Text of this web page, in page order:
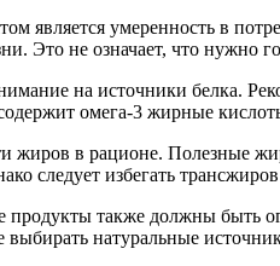
является умеренность в
Это не означает, что нужно
на источники белка.
омега-3 жирные
жиров в рационе. Полезные
следует избегать
продукты также должны быть
натуральные